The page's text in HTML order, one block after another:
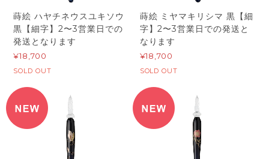
蒔絵 ハヤチネウスユキソウ
黒【細字】2〜3営業日での
発送となります
¥18,700
SOLD OUT
蒔絵 ミヤマキリシマ 黒【細
字】2〜3営業日での発送と
なります
¥18,700
SOLD OUT